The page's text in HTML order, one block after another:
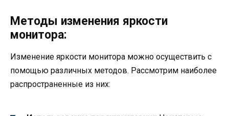
Методы изменения яркости
монитора:
Изменение яркости монитора можно осуществить с
помощью различных методов. Рассмотрим наиболее
распространенные из них: